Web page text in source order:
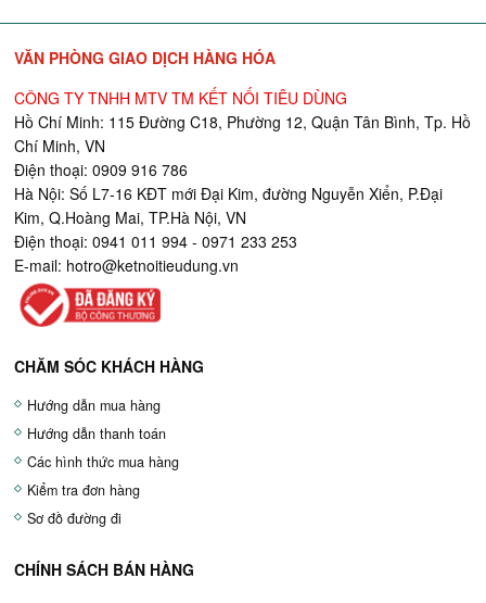
VĂN PHÒNG GIAO DỊCH HÀNG HÓA
CÔNG TY TNHH MTV TM KẾT NỐI TIÊU DÙNG
Hồ Chí Minh: 115 Đường C18, Phường 12, Quận Tân Bình, Tp. Hồ
Chí Minh, VN
Điện thoại: 0909 916 786
Hà Nội: Số L7-16 KĐT mới Đại Kim, đường Nguyễn Xiển, P.Đại
Kim, Q.Hoàng Mai, TP.Hà Nội, VN
Điện thoại: 0941 011 994 - 0971 233 253
E-mail: hotro@ketnoitieudung.vn
CHĂM SÓC KHÁCH HÀNG
Hướng dẫn mua hàng
Hướng dẫn thanh toán
Các hình thức mua hàng
Kiểm tra đơn hàng
Sơ đồ đường đi
CHÍNH SÁCH BÁN HÀNG